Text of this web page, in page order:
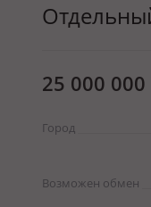
25 000 000
Город
Возможен обмен